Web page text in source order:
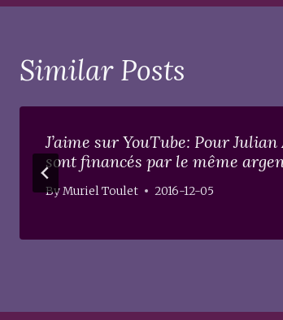
Similar Posts
J’aime sur YouTube: Pour
sont financés par le même
ByMuriel Toulet 2016-12-05